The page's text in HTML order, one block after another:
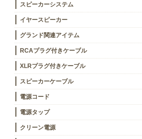
スピーカーシステム
イヤースピーカー
グランド関連アイテム
RCAプラグ付きケーブル
XLRプラグ付きケーブル
スピーカーケーブル
電源コード
電源タップ
クリーン電源